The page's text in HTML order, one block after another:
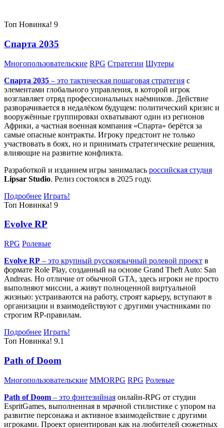
Топ Новинка! 9
Спарта 2035
Многопользовательские RPG Стратегии Шутеры
Спарта 2035 – это тактическая пошаговая стратегия с
элементами глобального управления, в которой игрок
возглавляет отряд профессиональных наёмников. Действие
разворачивается в недалёком будущем: политический кризис и
вооружённые группировки охватывают один из регионов
Африки, а частная военная компания «Спарта» берётся за
самые опасные контракты. Игроку предстоит не только
участвовать в боях, но и принимать стратегические решения,
влияющие на развитие конфликта.
Разработкой и изданием игры занималась российская студия
Lipsar Studio. Релиз состоялся в 2025 году.
Подробнее Играть!
Топ Новинка! 9
Evolve RP
RPG Ролевые
Evolve RP – это крупный русскоязычный ролевой проект в
формате Role Play, созданный на основе Grand Theft Auto: San
Andreas. Но отличие от обычной GTA, здесь игроки не просто
выполняют миссии, а живут полноценной виртуальной
жизнью: устраиваются на работу, строят карьеру, вступают в
организации и взаимодействуют с другими участниками по
строгим RP-правилам.
Подробнее Играть!
Топ Новинка! 9.1
Path of Doom
Многопользовательские MMORPG RPG Ролевые
Path of Doom – это фэнтезийная онлайн-RPG от студии
EspritGames, выполненная в мрачной стилистике с упором на
развитие персонажа и активное взаимодействие с другими
игроками. Проект ориентирован как на любителей сюжетных